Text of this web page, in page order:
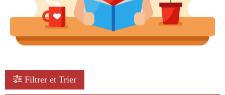
Filtrer et Trier